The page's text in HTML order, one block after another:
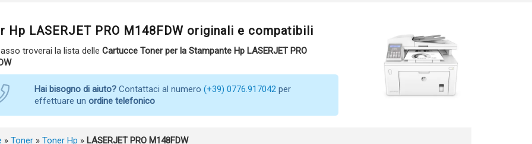
Hp LASERJET PRO M148FDW originali e compatibili
troverai la lista delle Cartucce Toner per la Stampante Hp LASERJET PRO
Hai bisogno di aiuto?Contattaci al numero (+39) 0776.917042per
effettuare un ordine telefonico
» Toner» Toner Hp » LASERJET PRO M148FDW